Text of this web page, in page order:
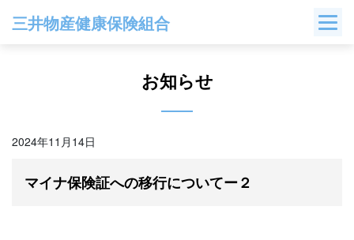
三井物産健康保険組合
お知らせ
2024年11月14日
マイナ保険証への移行についてー２